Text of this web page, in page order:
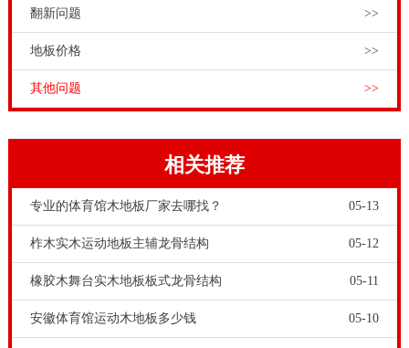
翻新问题 >>
地板价格 >>
其他问题 >>
相关推荐
专业的体育馆木地板厂家去哪找？ 05-13
柞木实木运动地板主辅龙骨结构 05-12
橡胶木舞台实木地板板式龙骨结构 05-11
安徽体育馆运动木地板多少钱 05-10